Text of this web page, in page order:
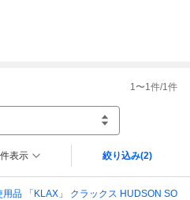
1 〜1 件/1 件
表示 絞り込み(2)
用品 「KLAX」 クラックス HUDSON SO